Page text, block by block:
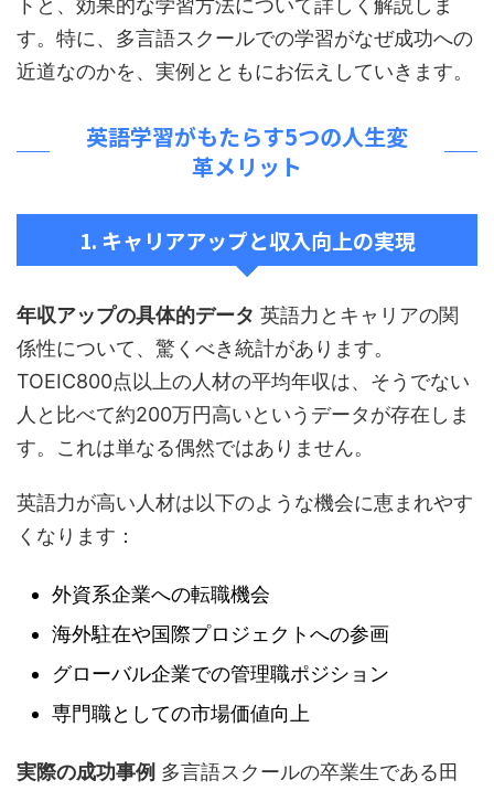
す。特に、多言語スクールでの学習がなぜ成功への
近道なのかを、実例とともにお伝えしていきます。
英語学習がもたらす5つの人生変
革メリット
1. キャリアアップと収入向上の実現
年収アップの具体的データ 英語力とキャリアの関
係性について、驚くべき統計があります。
TOEIC800点以上の人材の平均年収は、そうでない
人と比べて約200万円高いというデータが存在しま
す。これは単なる偶然ではありません。
英語力が高い人材は以下のような機会に恵まれやす
くなります：
外資系企業への転職機会
海外駐在や国際プロジェクトへの参画
グローバル企業での管理職ポジション
専門職としての市場価値向上
実際の成功事例 多言語スクールの卒業生である田